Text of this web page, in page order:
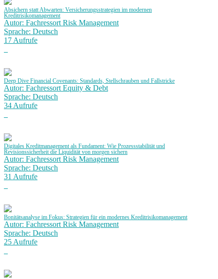
Absichern statt Abwarten: Versicherungsstrategien im modernen
Kreditrisikomanagement
Autor: Fachressort Risk Management
Sprache: Deutsch
17 Aufrufe
Deep Dive Financial Covenants: Standards, Stellschrauben und Fallstricke
Autor: Fachressort Equity & Debt
Sprache: Deutsch
34 Aufrufe
Digitales Kreditmanagement als Fundament: Wie Prozessstabilität und
Revisionssicherheit die Liquidität von morgen sichern
Autor: Fachressort Risk Management
Sprache: Deutsch
31 Aufrufe
Bonitätsanalyse im Fokus: Strategien für ein modernes Kreditrisikomanagement
Autor: Fachressort Risk Management
Sprache: Deutsch
25 Aufrufe